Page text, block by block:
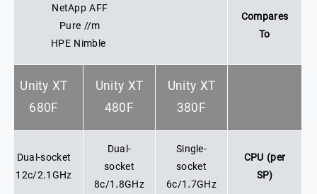
Compares
To
NetApp AFF
Pure //m
HPE Nimble
Unity XT
380F
Unity XT
480F
Unity XT
680F
CPU (per
SP)
Single-
socket
6c/1.7GHz
Dual-
socket
8c/1.8GHz
Dual-socket
12c/2.1GHz